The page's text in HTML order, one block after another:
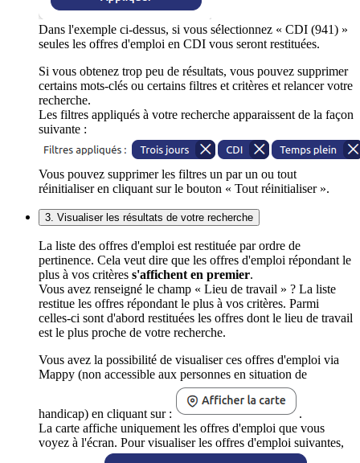
Dans l'exemple ci-dessus, si vous sélectionnez « CDI (941) »
seules les offres d'emploi en CDI vous seront restituées.
Si vous obtenez trop peu de résultats, vous pouvez supprimer
certains mots-clés ou certains filtres et critères et relancer votre
recherche.
Les filtres appliqués à votre recherche apparaissent de la façon
suivante :
Vous pouvez supprimer les filtres un par un ou tout
réinitialiser en cliquant sur le bouton « Tout réinitialiser ».
3. Visualiser les résultats de votre recherche
La liste des offres d'emploi est restituée par ordre de
pertinence. Cela veut dire que les offres d'emploi répondant le
plus à vos critères s'affichent en premier.
Vous avez renseigné le champ « Lieu de travail » ? La liste
restitue les offres répondant le plus à vos critères. Parmi
celles-ci sont d'abord restituées les offres dont le lieu de travail
est le plus proche de votre recherche.
Vous avez la possibilité de visualiser ces offres d'emploi via
Mappy (non accessible aux personnes en situation de
handicap) en cliquant sur :
.
La carte affiche uniquement les offres d'emploi que vous
voyez à l'écran. Pour visualiser les offres d'emploi suivantes,